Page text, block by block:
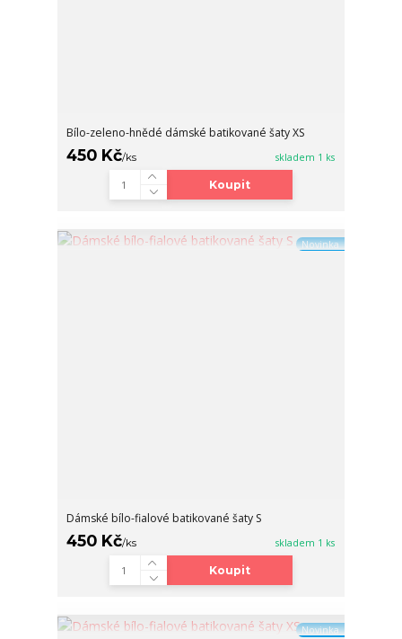
Bílo-zeleno-hnědé dámské batikované šaty XS
450 Kč/ks skladem 1 ks
Koupit
Novinka
Dámské bílo-fialové batikované šaty S
450 Kč/ks skladem 1 ks
Koupit
Novinka